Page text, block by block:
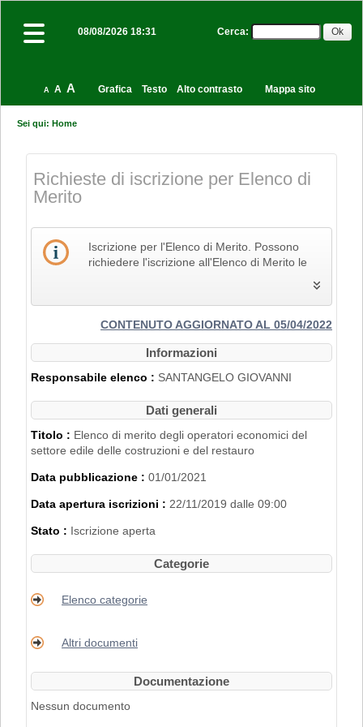
08/08/2026 18:31 Cerca:
A A A Grafica Testo Alto contrasto Mappa sito
Sei qui: Home
Richieste di iscrizione per Elenco di
Merito
Iscrizione per l'Elenco di Merito. Possono
richiedere l'iscrizione all'Elenco di Merito le
e che pertanto siano in possesso dei Codici
Identificativi Ateco relativi alle lettere F e R, di
classificazione delle attività economiche Ateco
2007".
L'iscrizione nell'Elenco di Merito è inoltre
subordinata al possesso dei requisiti
disciplinati conDelibera di Giunta
Regionale n. 2153 del 22/11/2019.
REGISTRARSI AL PORTALE. PER
PROCEDURA DI REGISTRAZIONE
CONSULTARE IL MANUALE ALLA VOCE
"ACCESSO ALL'AREA RISERVATA"
CONTENUTO AGGIORNATO AL 05/04/2022
Informazioni
Responsabile elenco : SANTANGELO GIOVANNI
Dati generali
Titolo : Elenco di merito degli operatori economici del
settore edile delle costruzioni e del restauro
Data pubblicazione : 01/01/2021
Data apertura iscrizioni : 22/11/2019 dalle 09:00
Stato : Iscrizione aperta
Categorie
Elenco categorie
Altri documenti
Documentazione
Nessun documento